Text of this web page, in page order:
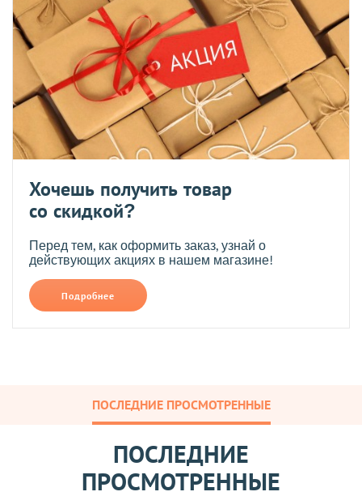
Хочешь получить товар
со скидкой?
Перед тем, как оформить заказ, узнай о
действующих акциях в нашем магазине!
Подробнее
ПОСЛЕДНИЕ ПРОСМОТРЕННЫЕ
ПОСЛЕДНИЕ
ПРОСМОТРЕННЫЕ